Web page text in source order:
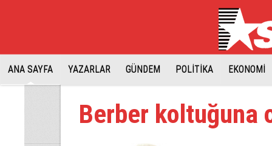
ANA SAYFA YAZARLAR GÜNDEM POLİTİKA EKONOMİ
Berber koltuğuna